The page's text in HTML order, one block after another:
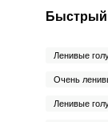
Ленивые
Очень
Ленивые